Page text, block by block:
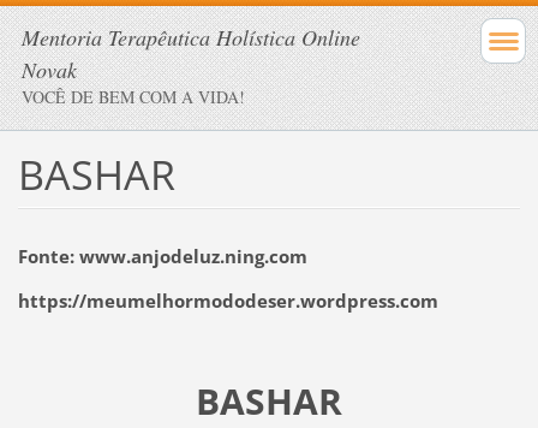
Mentoria Terapêutica Holística Online
Novak
VOCÊ DE BEM COM A VIDA!
BASHAR
Fonte: www.anjodeluz.ning.com
https://meumelhormododeser.wordpress.com
BASHAR